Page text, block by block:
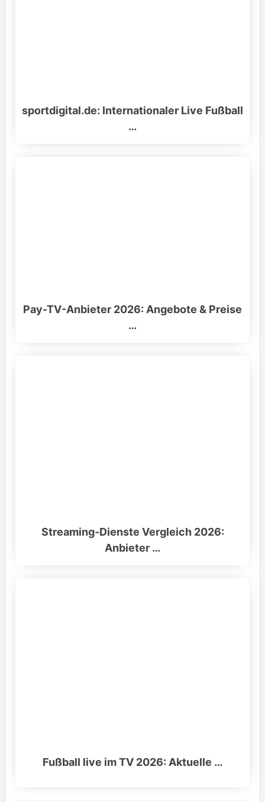
sportdigital.de: Internationaler Live Fußball
…
Pay-TV-Anbieter 2026: Angebote & Preise
…
Streaming-Dienste Vergleich 2026:
Anbieter …
Fußball live im TV 2026: Aktuelle …